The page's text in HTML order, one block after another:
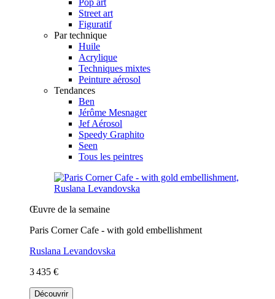
Street art
Figuratif
Par technique
Huile
Acrylique
Techniques mixtes
Peinture aérosol
Tendances
Ben
Jérôme Mesnager
Jef Aérosol
Speedy Graphito
Seen
Tous les peintres
Œuvre de la semaine
Paris Corner Cafe - with gold embellishment
Ruslana Levandovska
3 435 €
Découvrir